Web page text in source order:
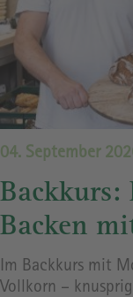
04. September
Backkurs:
Backen
Im Backkurs mit
Vollkorn –